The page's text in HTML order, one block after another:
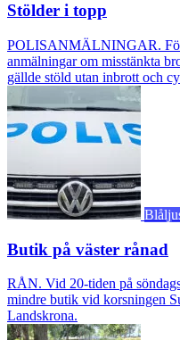
Stölder i topp
POLISANMÄLNINGAR.
anmälningar om misstänkta
gällde stöld utan inbrott och
Butik på väster rånad
RÅN. Vid 20-tiden på
mindre butik vid korsningen
Landskrona.